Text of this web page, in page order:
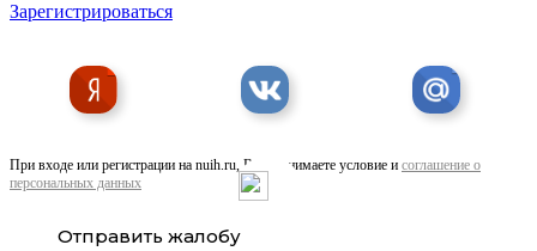
Зарегистрироваться
При входе или регистрации на nuih.ru, Вы принимаете условие и соглашение о
персональных данных
Отправить жалобу